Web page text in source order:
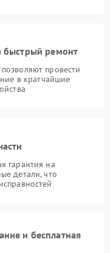
быстрый ремонт
провести
в кратчайшие
гарантия на
детали, что
и бесплатная